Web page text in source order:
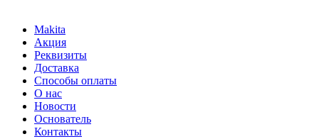
Makita
Акция
Реквизиты
Доставка
Способы оплаты
О нас
Новости
Основатель
Контакты